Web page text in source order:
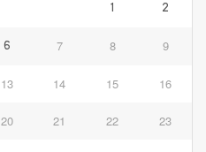
1 2
6 7 8 9
13 14 15 16
20 21 22 23